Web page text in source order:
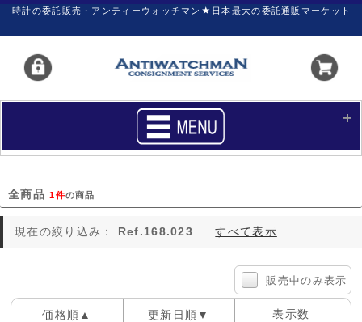
時計の委託販売・アンティーウォッチマン★日本最大の委託通販マーケット
買いたい 売りたい
サポート マイページ
価格ダウン
価格の交渉
全商品1件の商品
現在の絞り込み： Ref.168.023 すべて表示
販売中のみ表示
価格順▲ 更新日順▼ 表示数